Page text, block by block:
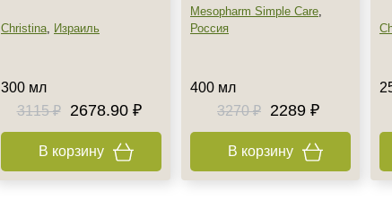
Christina, Израиль
300 мл
3115 ₽
2678.90 ₽
В корзину
Mesopharm Simple Care,
Россия
400 мл
3270 ₽
2289 ₽
В корзину